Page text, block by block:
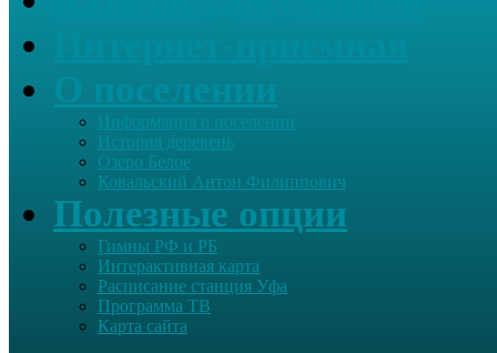
Информация о поселении
История деревень
Озеро Белое
Ковальский Антон Филиппович
Полезные опции
Гимны РФ и РБ
Интерактивная карта
Расписание станция Уфа
Программа ТВ
Карта сайта